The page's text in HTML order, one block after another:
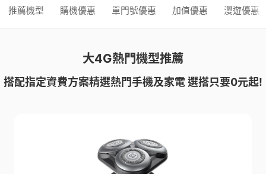
申請查詢
推薦機型 購機優惠 單門號優惠 加值優惠 漫遊優惠
大4G熱門機型推薦
搭配指定資費方案精選熱門手機及家電 選搭只要0元起!